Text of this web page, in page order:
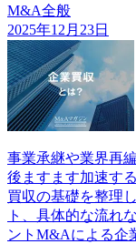
M&A全般
2025年12月23日
事業承継や業界再
後ますます加速す
買収の基礎を整理
ト、具体的な流れ
ントM&Aによる企